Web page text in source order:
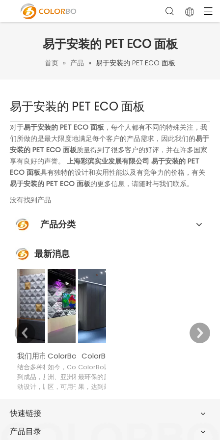
易于安装的 PET ECO 面板
首页 » 产品 » 易于安装的 PET ECO 面板
易于安装的 PET ECO 面板
对于易于安装的 PET ECO 面板 ，每个人都有不同的特殊关注，我
们所做的是最大限度地满足每个客户的产品需求，因此我们的易于
安装的 PET ECO 面板质量得到了很多客户的好评，并在许多国家
享有良好的声誉。 上海彩滨实业发展有限公司 易于安装的 PET
ECO 面板具有独特的设计和实用性能以及有竞争力的价格，有关
易于安装的 PET ECO 面板的更多信息，请随时与我们联系。
没有找到产品
产品分类
最新消息
结合多种材料，增加吸音环节，从材料
到成品，从工业到家居装饰，以市场驱
动设计，以设计提升技术，以技术引领
如今，ColorBo声学材料已出口到欧
洲、亚洲和太平洋等80多个国家和地
区，可用于机场、体育场馆、电影院、
ColorBo 以声学为主要设计元素
ColorBo以声学为主要设计元素，选用
最环保的原材料，获得最佳的装饰效
果，达到最佳的吸音效果，防火等级
快速链接
产品目录